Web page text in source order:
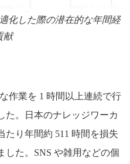
化した際の潜在的な年間経
献
作業を 1 時間以上連続で行
た。日本のナレッジワーカ
たり年間約 511 時間を損失
した。SNS や雑用などの個